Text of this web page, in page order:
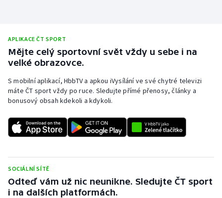
APLIKACE ČT SPORT
Mějte celý sportovní svět vždy u sebe i na
velké obrazovce.
S mobilní aplikací, HbbTV a apkou iVysílání ve své chytré televizi
máte ČT sport vždy po ruce. Sledujte přímé přenosy, články a
bonusový obsah kdekoli a kdykoli.
SOCIÁLNÍ SÍTĚ
Odteď vám už nic neunikne. Sledujte ČT sport
i na dalších platformách.